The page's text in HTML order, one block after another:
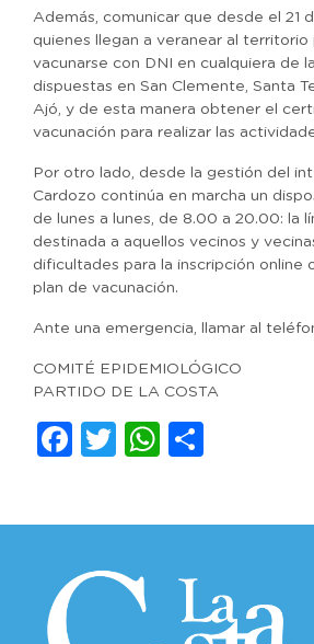
Además, comunicar que desde el 21
quienes llegan a veranear al territorio
vacunarse con DNI en cualquiera de
dispuestas en San Clemente, Santa
Ajó, y de esta manera obtener el
vacunación para realizar las
Por otro lado, desde la gestión del
Cardozo continúa en marcha un
de lunes a lunes, de 8.00 a 20.00: la
destinada a aquellos vecinos y
dificultades para la inscripción online
plan de vacunación.
Ante una emergencia, llamar al
COMITÉ EPIDEMIOLÓGICO
PARTIDO DE LA COSTA
Facebook
Twitter